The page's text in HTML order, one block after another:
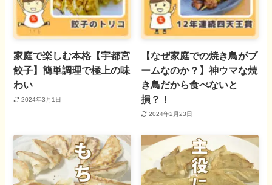
家庭で楽しむ本格【宇都宮
餃子】簡単調理で極上の味
わい
2024年3月1日
【なぜ家庭での焼き鳥がブ
ームなのか？】神ウマな焼
き鳥だから食べないと
損？！
2024年2月23日